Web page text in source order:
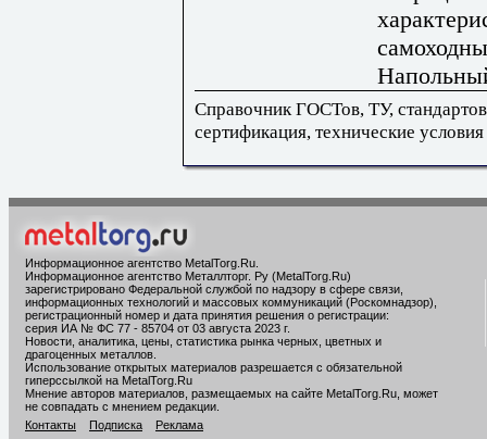
Справочник ГОСТов, ТУ,
сертификация, технические условия
Информационное агентство MetalTorg.Ru
Информационное агентство Металлторг. Ру (MetalTorg.Ru)
зарегистрировано Федеральной службой по надзору в сфере связи,
информационных технологий и массовых коммуникаций (Роскомнадзор),
регистрационный номер и дата принятия решения о регистрации:
серия ИА № ФС 77 - 85704 от 03 августа 2023 г.
Новости, аналитика, цены, статистика рынка черных, цветных и
драгоценных металлов.
Использование открытых материалов разрешается с обязательной
гиперссылкой на MetalTorg.Ru
Мнение авторов материалов, размещаемых на сайте MetalTorg.Ru, может
не совпадать с мнением редакции.
Контакты
Подписка Реклама